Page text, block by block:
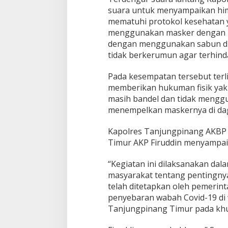
n
M
a
s
k
e
d
i
p
a
s
r
B
n
e
suara untuk menyampaikan
mematuhi protokol
menggunakan masker
dengan menggunakan sabun
tidak berkerumun agar
Pada kesempatan tersebut
memberikan hukuman fisik
masih bandel dan tidak
menempelkan maskernya di
Kapolres Tanjungpinang
Timur AKP Firuddin
“Kegiatan ini dilaksanakan
masyarakat tentang
telah ditetapkan oleh
penyebaran wabah Covid-19
Tanjungpinang Timur pada